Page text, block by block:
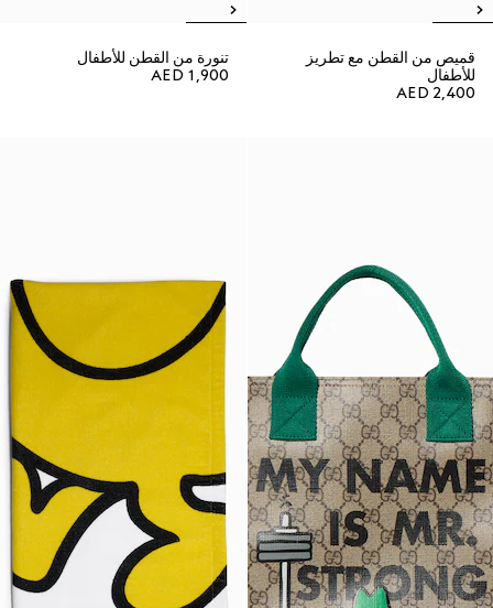
قميص من القطن مع تطريز
للأطفال
AED 2,400
تنورة من القطن للأطفال
AED 1,900